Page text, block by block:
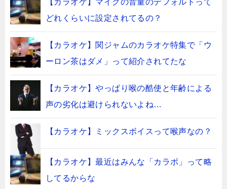
【カラオケ】マイクの音量のデフォルトって
どれくらいに設定されてるの？
【カラオケ】関ジャムのカラオケ特集で「ウ
ーロン茶はダメ」って紹介されてたな
【カラオケ】やっぱり喉の酷使と年齢による
声の劣化は避けられないよね…
【カラオケ】ミックスボイスって喉声なの？
【カラオケ】最近はみんな「カラボ」って略
してるからな